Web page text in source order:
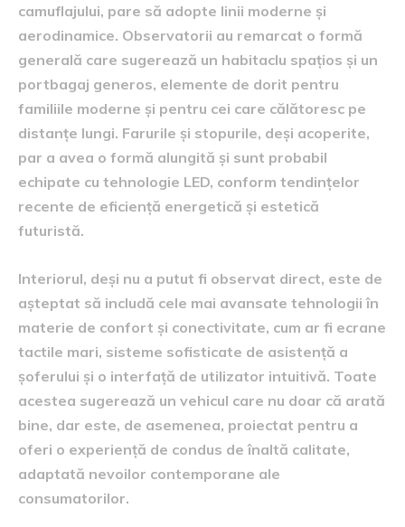
camuflajului, pare să adopte linii moderne și
aerodinamice. Observatorii au remarcat o formă
generală care sugerează un habitaclu spațios și un
portbagaj generos, elemente de dorit pentru
familiile moderne și pentru cei care călătoresc pe
distanțe lungi. Farurile și stopurile, deși acoperite,
par a avea o formă alungită și sunt probabil
echipate cu tehnologie LED, conform tendințelor
recente de eficiență energetică și estetică
futuristă.
Interiorul, deși nu a putut fi observat direct, este de
așteptat să includă cele mai avansate tehnologii în
materie de confort și conectivitate, cum ar fi ecrane
tactile mari, sisteme sofisticate de asistență a
șoferului și o interfață de utilizator intuitivă. Toate
acestea sugerează un vehicul care nu doar că arată
bine, dar este, de asemenea, proiectat pentru a
oferi o experiență de condus de înaltă calitate,
adaptată nevoilor contemporane ale
consumatorilor.